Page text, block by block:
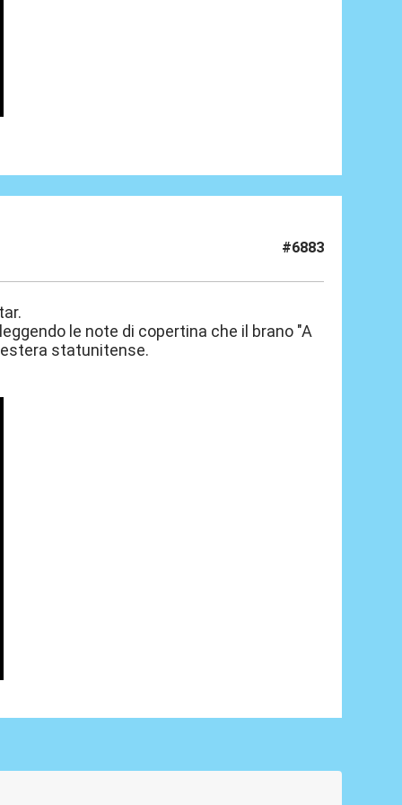
#6883
le note di copertina che il brano "A
statunitense.